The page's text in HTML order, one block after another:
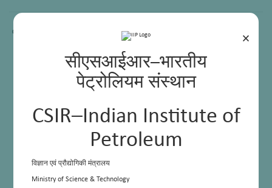
×
सीएसआईआर–भारतीय
पेट्रोलियम संस्थान
CSIR–Indian Institute of
Petroleum
विज्ञान एवं प्रौद्योगिकी मंत्रालय
Ministry of Science & Technology
Content not available.